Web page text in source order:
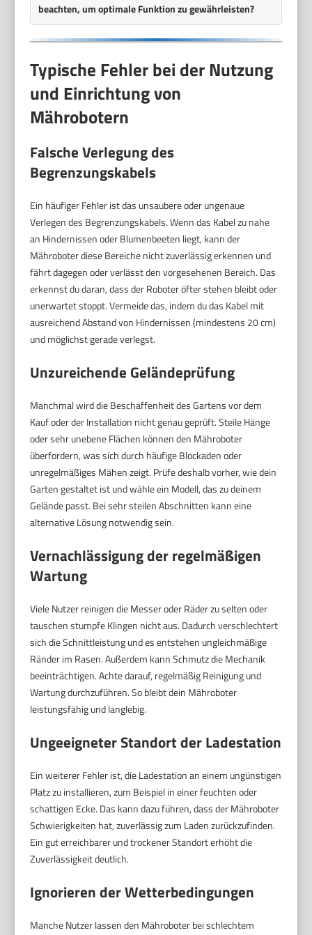
beachten, um optimale Funktion zu gewährleisten?
Typische Fehler bei der Nutzung
und Einrichtung von
Mährobotern
Falsche Verlegung des
Begrenzungskabels
Ein häufiger Fehler ist das unsaubere oder ungenaue
Verlegen des Begrenzungskabels. Wenn das Kabel zu nahe
an Hindernissen oder Blumenbeeten liegt, kann der
Mähroboter diese Bereiche nicht zuverlässig erkennen und
fährt dagegen oder verlässt den vorgesehenen Bereich. Das
erkennst du daran, dass der Roboter öfter stehen bleibt oder
unerwartet stoppt. Vermeide das, indem du das Kabel mit
ausreichend Abstand von Hindernissen (mindestens 20 cm)
und möglichst gerade verlegst.
Unzureichende Geländeprüfung
Manchmal wird die Beschaffenheit des Gartens vor dem
Kauf oder der Installation nicht genau geprüft. Steile Hänge
oder sehr unebene Flächen können den Mähroboter
überfordern, was sich durch häufige Blockaden oder
unregelmäßiges Mähen zeigt. Prüfe deshalb vorher, wie dein
Garten gestaltet ist und wähle ein Modell, das zu deinem
Gelände passt. Bei sehr steilen Abschnitten kann eine
alternative Lösung notwendig sein.
Vernachlässigung der regelmäßigen
Wartung
Viele Nutzer reinigen die Messer oder Räder zu selten oder
tauschen stumpfe Klingen nicht aus. Dadurch verschlechtert
sich die Schnittleistung und es entstehen ungleichmäßige
Ränder im Rasen. Außerdem kann Schmutz die Mechanik
beeinträchtigen. Achte darauf, regelmäßig Reinigung und
Wartung durchzuführen. So bleibt dein Mähroboter
leistungsfähig und langlebig.
Ungeeigneter Standort der Ladestation
Ein weiterer Fehler ist, die Ladestation an einem ungünstigen
Platz zu installieren, zum Beispiel in einer feuchten oder
schattigen Ecke. Das kann dazu führen, dass der Mähroboter
Schwierigkeiten hat, zuverlässig zum Laden zurückzufinden.
Ein gut erreichbarer und trockener Standort erhöht die
Zuverlässigkeit deutlich.
Ignorieren der Wetterbedingungen
Manche Nutzer lassen den Mähroboter bei schlechtem